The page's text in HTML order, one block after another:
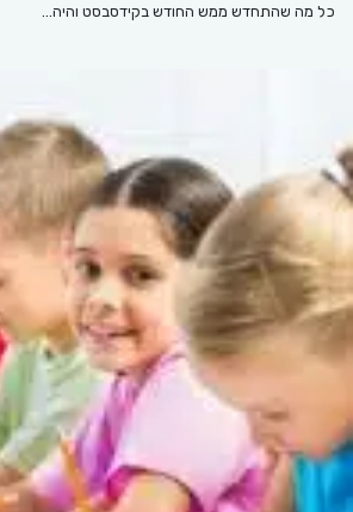
כל מה שהתחדש ממש החודש בקידסבסט והיה…